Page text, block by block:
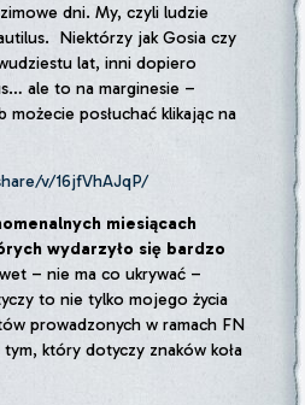
dni. My, czyli ludzie
Niektórzy jak Gosia czy
lat, inni dopiero
ale to na marginesie –
posłuchać klikając na
v/16jfVhAJqP/
miesiącach
wydarzyło się bardzo
– nie ma co ukrywać –
to nie tylko mojego życia
prowadzonych w ramach FN
który dotyczy znaków koła